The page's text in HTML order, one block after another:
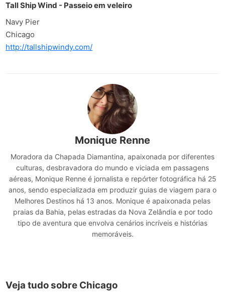
Tall Ship Wind - Passeio em veleiro
Navy Pier
Chicago
http://tallshipwindy.com/
Monique Renne
Moradora da Chapada Diamantina, apaixonada por diferentes
culturas, desbravadora do mundo e viciada em passagens
aéreas, Monique Renne é jornalista e repórter fotográfica há 25
anos, sendo especializada em produzir guias de viagem para o
Melhores Destinos há 13 anos. Monique é apaixonada pelas
praias da Bahia, pelas estradas da Nova Zelândia e por todo
tipo de aventura que envolva cenários incríveis e histórias
memoráveis.
Veja tudo sobre Chicago